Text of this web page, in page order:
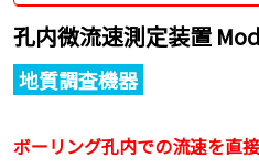
孔内微流速測定装置
地質調査機器
ボーリング孔内での流速を直